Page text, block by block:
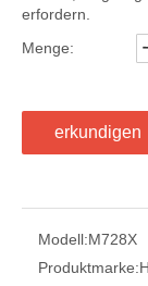
erfordern.
Menge:
erkundigen
Modell:M728X
Produktmarke: